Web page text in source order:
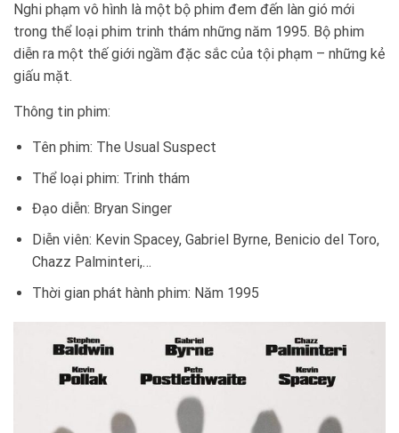
Nghi phạm vô hình là một bộ phim đem đến làn gió mới
trong thể loại phim trinh thám những năm 1995. Bộ phim
diễn ra một thế giới ngầm đặc sắc của tội phạm – những kẻ
giấu mặt.
Thông tin phim:
Tên phim: The Usual Suspect
Thể loại phim: Trinh thám
Đạo diễn: Bryan Singer
Diễn viên: Kevin Spacey, Gabriel Byrne, Benicio del Toro,
Chazz Palminteri,…
Thời gian phát hành phim: Năm 1995